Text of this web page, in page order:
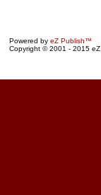
Powered by eZ Publish™
Copyright © 2001 - 2015 eZ